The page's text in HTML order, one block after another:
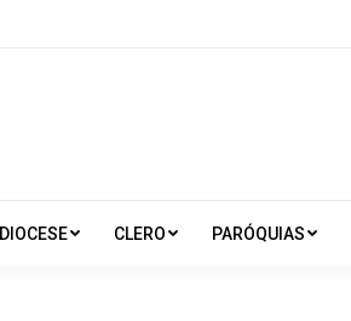
DIOCESE CLERO PARÓQUIAS